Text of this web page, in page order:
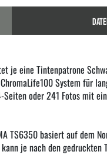
je eine Tintenpatrone
System für
oder 241 Fotos mit
TS6350 basiert auf dem
je nach den gedruckten